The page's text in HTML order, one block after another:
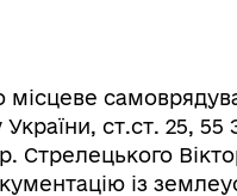
місцеве
України, ст.ст. 25, 55
Стрелецького
із